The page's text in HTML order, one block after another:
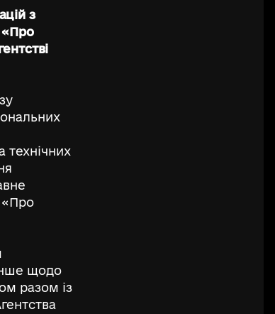
з
«Про
технічних
«Про
щодо
разом із